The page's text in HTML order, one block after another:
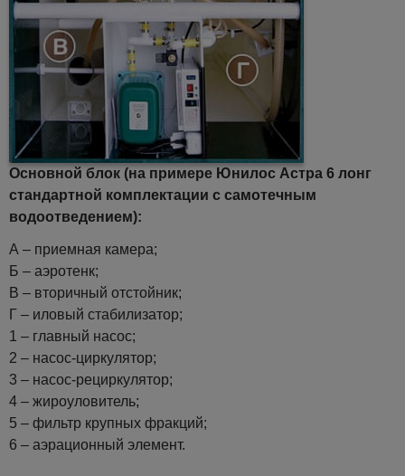
Основной блок (на примере Юнилос Астра 6 лонг
стандартной комплектации с самотечным
водоотведением):
А – приемная камера;
Б – аэротенк;
В – вторичный отстойник;
Г – иловый стабилизатор;
1 – главный насос;
2 – насос-циркулятор;
3 – насос-рециркулятор;
4 – жироуловитель;
5 – фильтр крупных фракций;
6 – аэрационный элемент.